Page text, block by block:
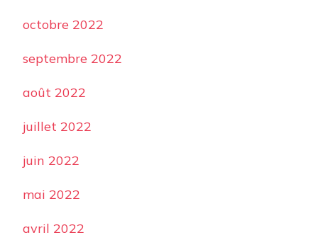
octobre 2022
septembre 2022
août 2022
juillet 2022
juin 2022
mai 2022
avril 2022